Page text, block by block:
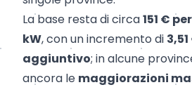
La base resta di circa151 €
kW, con un incremento di
aggiuntivo; in alcune
ancora le maggiorazioni